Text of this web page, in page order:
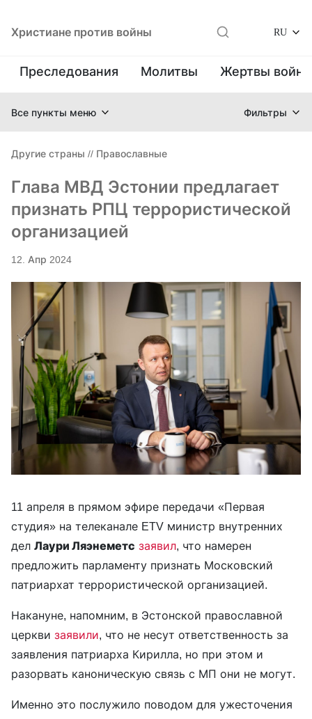
Христиане против войны RU
Преследования Молитвы Жертвы
Все пункты меню Фильтры
Другие страны // Православные
Глава МВД Эстонии предлагает
признать РПЦ террористической
организацией
12. Апр 2024
11 апреля в прямом эфире передачи «Первая
студия» на телеканале ETV министр внутренних
дел Лаури Ляэнеметс заявил, что намерен
предложить парламенту признать Московский
патриархат террористической организацией.
Накануне, напомним, в Эстонской православной
церкви заявили, что не несут ответственность за
заявления патриарха Кирилла, но при этом и
разорвать каноническую связь с МП они не могут.
Именно это послужило поводом для ужесточения